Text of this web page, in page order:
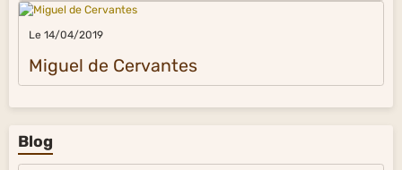
Le 14/04/2019
Miguel de Cervantes
Blog